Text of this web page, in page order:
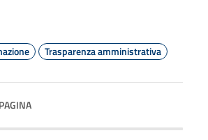
Trasparenza amministrativa